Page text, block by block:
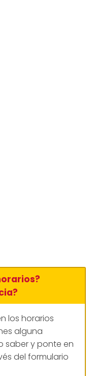
los horarios
alguna
saber y ponte en
del formulario